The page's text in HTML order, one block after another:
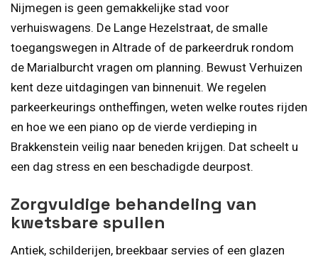
Nijmegen is geen gemakkelijke stad voor
verhuiswagens. De Lange Hezelstraat, de smalle
toegangswegen in Altrade of de parkeerdruk rondom
de Marialburcht vragen om planning. Bewust Verhuizen
kent deze uitdagingen van binnenuit. We regelen
parkeerkeurings ontheffingen, weten welke routes rijden
en hoe we een piano op de vierde verdieping in
Brakkenstein veilig naar beneden krijgen. Dat scheelt u
een dag stress en een beschadigde deurpost.
Zorgvuldige behandeling van
kwetsbare spullen
Antiek, schilderijen, breekbaar servies of een glazen